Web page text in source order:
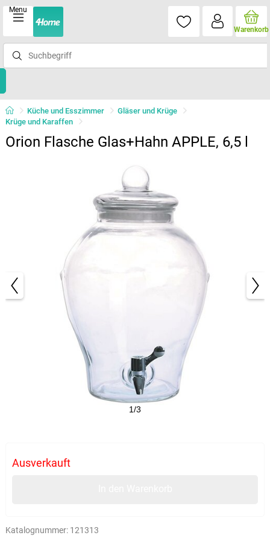
Menu
Warenkorb
Küche und Esszimmer
Gläser und Krüge
Krüge und Karaffen
Orion Flasche Glas+Hahn APPLE, 6,5 l
1/3
Ausverkauft
Katalognummer: 121313